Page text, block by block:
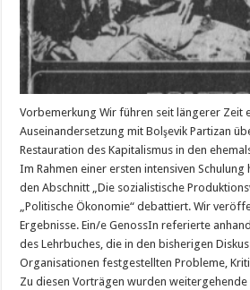
Vorbemerkung Wir führen seit längerer Zeit
Auseinandersetzung mit Bolşevik Partizan
Restauration des Kapitalismus in den
Im Rahmen einer ersten intensiven
den Abschnitt „Die sozialistische
„Politische Ökonomie“ debattiert. Wir
Ergebnisse. Ein/e GenossIn referierte
des Lehrbuches, die in den bisherigen
Organisationen festgestellten Probleme,
Zu diesen Vorträgen wurden